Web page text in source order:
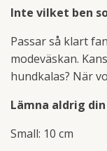
Inte vilket ben
Passar så klart
modeväskan.
hundkalas? När
Lämna aldrig
Small: 10 cm